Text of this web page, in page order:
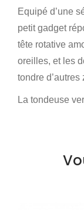
Equipé d’une
petit gadget
tête rotative
oreilles, et les
tondre
La tondeuse